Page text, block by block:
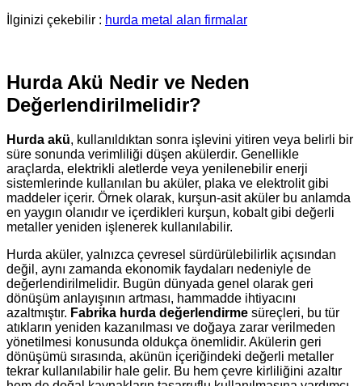
İlginizi çekebilir : hurda metal alan firmalar
Hurda Akü Nedir ve Neden
Değerlendirilmelidir?
Hurda akü, kullanıldıktan sonra işlevini yitiren veya belirli bir
süre sonunda verimliliği düşen akülerdir. Genellikle
araçlarda, elektrikli aletlerde veya yenilenebilir enerji
sistemlerinde kullanılan bu aküler, plaka ve elektrolit gibi
maddeler içerir. Örnek olarak, kurşun-asit aküler bu anlamda
en yaygın olanıdır ve içerdikleri kurşun, kobalt gibi değerli
metaller yeniden işlenerek kullanılabilir.
Hurda aküler, yalnızca çevresel sürdürülebilirlik açısından
değil, aynı zamanda ekonomik faydaları nedeniyle de
değerlendirilmelidir. Bugün dünyada genel olarak geri
dönüşüm anlayışının artması, hammadde ihtiyacını
azaltmıştır. Fabrika hurda değerlendirme süreçleri, bu tür
atıkların yeniden kazanılması ve doğaya zarar verilmeden
yönetilmesi konusunda oldukça önemlidir. Akülerin geri
dönüşümü sırasında, akünün içeriğindeki değerli metaller
tekrar kullanılabilir hale gelir. Bu hem çevre kirliliğini azaltır